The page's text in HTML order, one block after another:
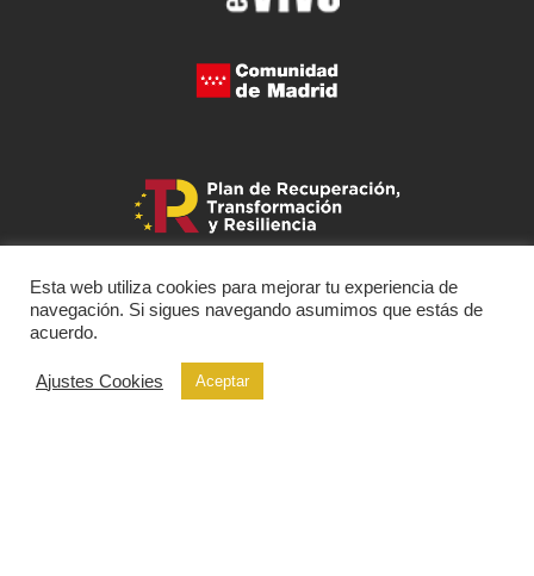
Esta web utiliza cookies para mejorar tu experiencia de
navegación. Si sigues navegando asumimos que estás de
acuerdo.
Ajustes Cookies Aceptar